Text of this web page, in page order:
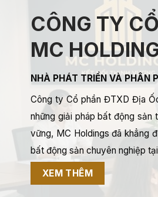
CÔNG TY
MC
NHÀ PHÁT TRIỂN VÀ PHÂN
Công ty Cổ phần ĐTXD Địa
những giải pháp bất động sản
vững, MC Holdings đã khẳng
bất động sản chuyên nghiệp
XEM THÊM